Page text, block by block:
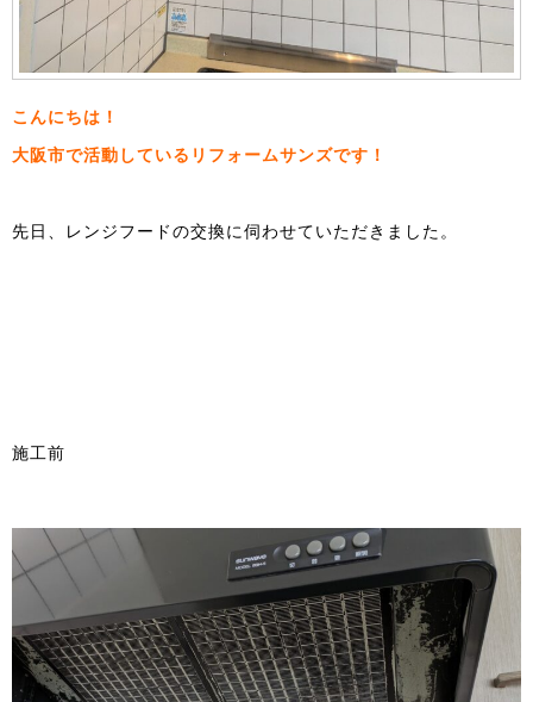
こんにちは！
大阪市で活動しているリフォームサンズです！
先日、レンジフードの交換に伺わせていただきました。
施工前